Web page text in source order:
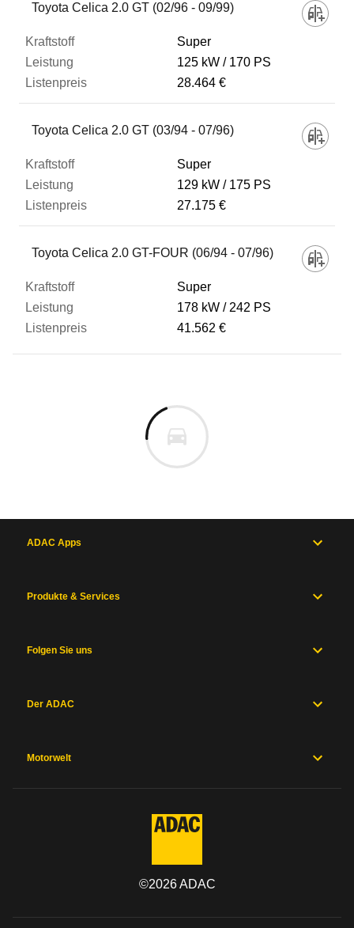
Listenpreis
Zum Vergleich hinzufügen
Toyota Celica 2.0 GT (02/96 - 09/99)
Super
125 kW
170 PS
28.464 €
Toyota Celica 2.0 GT (03/94 - 07/96)
Super
129 kW
175 PS
27.175 €
Toyota Celica 2.0 GT-FOUR (06/94 - 07/96)
Super
178 kW
242 PS
41.562 €
ADAC Apps
Produkte & Services
Folgen Sie uns
Der ADAC
Motorwelt
©2026ADAC